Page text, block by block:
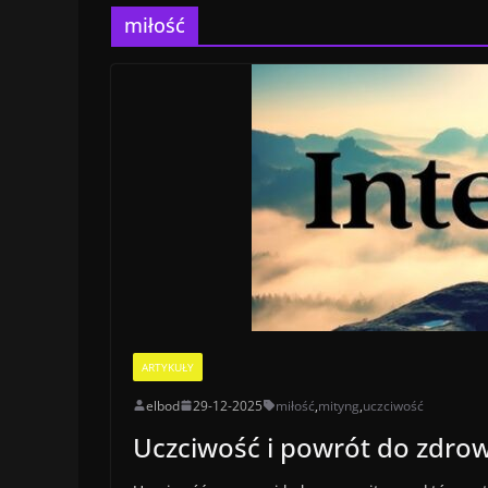
miłość
ARTYKUŁY
elbod 29-12-2025 miłość,mityng,uczciwość
Uczciwość i powrót do